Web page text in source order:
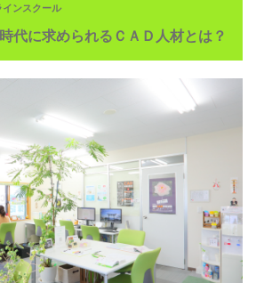
インスクール
代に求められるＣＡＤ人材とは？